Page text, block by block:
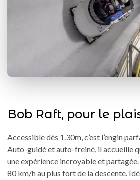
Bob Raft, pour le
Accessible dès 1.30m, c’est l’engin
Auto-guidé et auto-freiné, il accueille
une expérience incroyable et
80 km/h au plus fort de la descente.